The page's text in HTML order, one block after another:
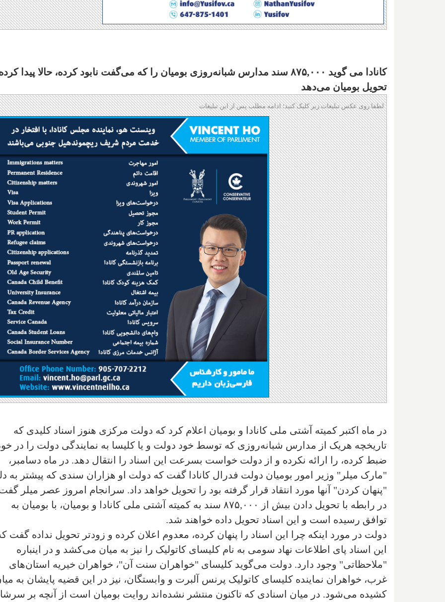
کانادا می گوید ۸۷۵,۰۰۰ سند مدارس شبانه‌روزی بومیان را که می‌گفت نابود کرده، حالا پیدا
تحویل بومیان می‌دهد
لطفا روی عکس تبلیغات زیر کلیک کنید؛ ادامه مطلب پس از این تبلیغات
در ماه اکتبر کمیته آشتی ملی کانادا و بومیان اعلام کرد که دولت مرکزی هنوز اسناد کلیدی که
تاریخچه هریک از مدارس شبانه‌روزی که توسط خود دولت و یا کلیسا به نمایندگی دولت را در
ضبط کرده، را ارائه نکرده و از دولت خواست بسرعت این اسناد را انتقال دهد. در ماه دسامبر،
"مارک میلر" وزیر امور بومیان دولت فدرال کانادا گفت که دولت او هزاران سندی که پیشتر به
"پنهان کردن" آنها مورد انتقاد قرار گرفته بود را تحویل خواهد داد. سرانجام امروز عصر میلر
در رابطه با تحویل دادن بیش از ۸۷۵,۰۰۰ سند به کمیته آشتی ملی کانادا و بومیان، با بومیان به
توافق رسیده است و این اسناد تحویل داده خواهند شد.
دولت در مورد اینکه چرا این اسناد را پنهان کرده، معدوم اعلان کرده و زودتر تحویل نداده گفت
این اسناد پای اطلاعات نهاد سومی به نام کلیسای کاتولیک را نیز به میان می‌کشد و در اینباره
"ملاحظاتی" وجود دارد. دولت می‌گوید کلیسای "خواهران سنت آن"، خواهران خیریه استان‌های
غرب، خواهران نماینده کلیسای کاتولیک پرنس آلبرت و وابستگان، نیز در این قضیه پایشان به
کشیده می‌شود. در میان اسنادی که تاکنون منتشر نشده‌اند روایت بومیان است از آنچه بر